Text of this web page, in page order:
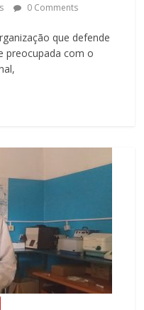
0 Comments
que defende
preocupada com o